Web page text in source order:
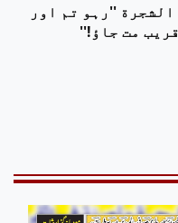
''رہو تم اور
مت جاؤ!''